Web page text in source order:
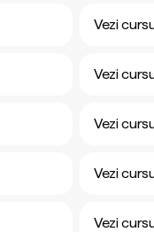
Vezi
Vezi
Vezi
Vezi
Vezi